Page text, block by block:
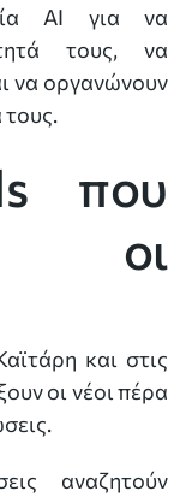
AI για να
τους, να
να οργανώνουν
τους.
που
οι
και στις
οι νέοι πέρα
αναζητούν